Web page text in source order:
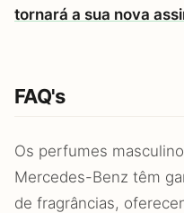
tornará a sua nova
FAQ's
Os perfumes
Mercedes-Benz têm
de fragrâncias,